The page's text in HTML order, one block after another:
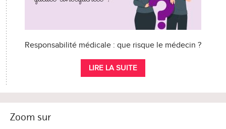
Responsabilité médicale : que risque le médecin ?
LIRE LA SUITE
Zoom sur